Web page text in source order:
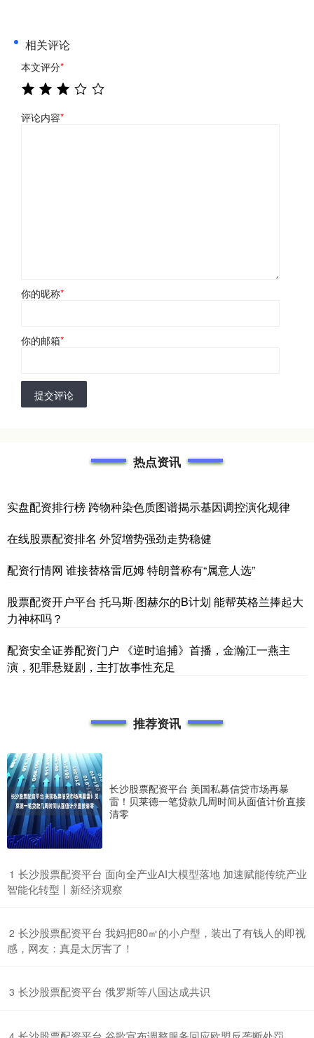
相关评论
本文评分*
评论内容*
你的昵称*
你的邮箱*
提交评论
热点资讯
实盘配资排行榜 跨物种染色质图谱揭示基因调控演化规律
在线股票配资排名 外贸增势强劲走势稳健
配资行情网 谁接替格雷厄姆 特朗普称有“属意人选”
股票配资开户平台 托马斯·图赫尔的B计划 能帮英格兰捧起大
力神杯吗？
配资安全证券配资门户 《逆时追捕》首播，金瀚江一燕主
演，犯罪悬疑剧，主打故事性充足
推荐资讯
长沙股票配资平台 美国私募信贷市场再暴
雷！贝莱德一笔贷款几周时间从面值计价直接
清零
1 ​长沙股票配资平台 面向全产业AI大模型落地 加速赋能传统产业
智能化转型丨新经济观察
2 ​长沙股票配资平台 我妈把80㎡的小户型，装出了有钱人的即视
感，网友：真是太厉害了！
3 ​长沙股票配资平台 俄罗斯等八国达成共识